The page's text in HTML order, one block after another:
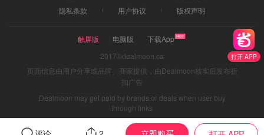
打开 APP
隐私条款
用户协议 版权声明
触屏版 电脑版
下载App
2017©dealmoon.ca
页面信息由用户分享或品牌、商家提供，由Dealmoon核实后发布折
扣广告
Dealmoon may get paid by brands or deals when user buy
through links